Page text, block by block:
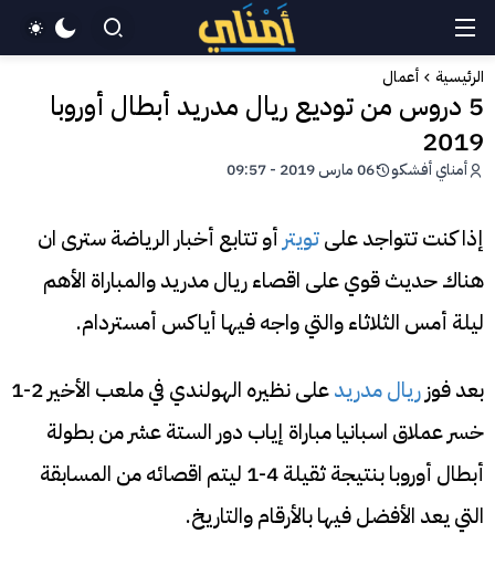
الرئيسية أعمال
5 دروس من توديع ريال مدريد أبطال أوروبا
2019
أمناي أفشكو 06 مارس 2019 - 09:57
إذا كنت تتواجد علىتويتر أو تتابع أخبار الرياضة سترى ان
هناك حديث قوي على اقصاء ريال مدريد والمباراة الأهم
ليلة أمس الثلاثاء والتي واجه فيها أياكس أمستردام.
بعد فوز ريال مدريد
على نظيره الهولندي في ملعب الأخير 2-1
خسر عملاق اسبانيا مباراة إياب دور الستة عشر من بطولة
أبطال أوروبا بنتيجة ثقيلة 4-1 ليتم اقصائه من المسابقة
التي يعد الأفضل فيها بالأرقام والتاريخ.